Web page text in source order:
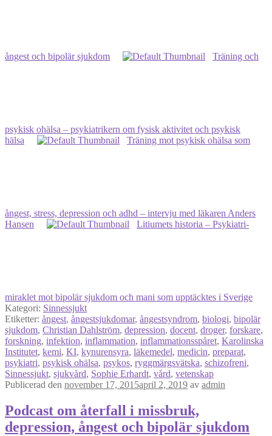
ångest och bipolär sjukdom Träning och
psykisk ohälsa – psykiatrikern om fysisk aktivitet och psykisk
hälsa
Träning mot psykisk ohälsa som
ångest, stress, depression och adhd – intervju med läkaren Anders
Hansen
Litiumets historia ‒ Psykiatri-
miraklet mot bipolär sjukdom och mani som upptäcktes i Sverige
Kategori: Sinnessjukt
Etiketter: ångest, ångestsjukdomar, ångestsyndrom, biologi, bipolär
sjukdom, Christian Dahlström, depression, docent, droger, forskare,
forskning, infektion, inflammation, inflammationsspåret, Karolinska
Institutet, kemi, KI, kynurensyra, läkemedel, medicin, preparat,
psykiatri, psykisk ohälsa, psykos, ryggmärgsvätska, schizofreni,
Sinnessjukt, sjukvård, Sophie Erhardt, vård, vetenskap
Publicerad den november 17, 2015april 2, 2019 av admin
Podcast om återfall i missbruk,
depression, ångest och bipolär sjukdom